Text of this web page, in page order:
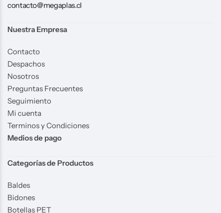
contacto@megaplas.cl
Nuestra Empresa
Contacto
Despachos
Nosotros
Preguntas Frecuentes
Seguimiento
Mi cuenta
Terminos y Condiciones
Medios de pago
Categorías de Productos
Baldes
Bidones
Botellas PET